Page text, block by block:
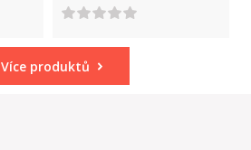
Více produktů